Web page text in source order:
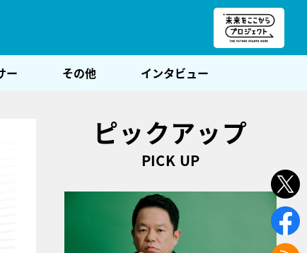
ー その他 インタビュー
ピックアップ
PICK UP